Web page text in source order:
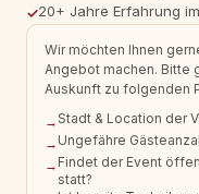
✓20+ Jahre Erfahrung
Wir möchten Ihnen
Angebot machen. Bitte
Auskunft zu folgenden
→Stadt & Location der
→ Ungefähre
→ Findet der Event
statt?